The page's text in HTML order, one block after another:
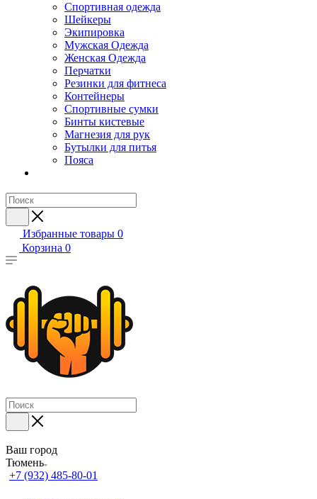
Спортивная одежда
Шейкеры
Экипировка
Мужская Одежда
Женская Одежда
Перчатки
Резинки для фитнеса
Контейнеры
Спортивные сумки
Бинты кистевые
Магнезия для рук
Бутылки для питья
Пояса
Избранные товары 0
Корзина 0
Ваш город
Тюмень
+7 (932) 485-80-01